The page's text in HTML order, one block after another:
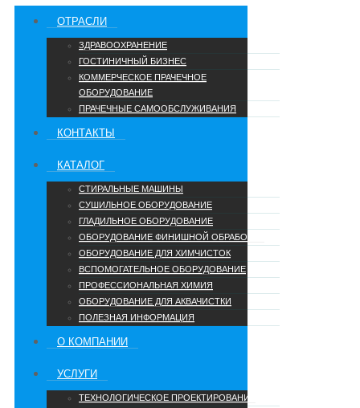
ОТРАСЛИ
ЗДРАВООХРАНЕНИЕ
ГОСТИНИЧНЫЙ БИЗНЕС
КОММЕРЧЕСКОЕ ПРАЧЕЧНОЕ
ОБОРУДОВАНИЕ
ПРАЧЕЧНЫЕ САМООБСЛУЖИВАНИЯ
КОНТАКТЫ
КАТАЛОГ
СТИРАЛЬНЫЕ МАШИНЫ
СУШИЛЬНОЕ ОБОРУДОВАНИЕ
ГЛАДИЛЬНОЕ ОБОРУДОВАНИЕ
ОБОРУДОВАНИЕ ФИНИШНОЙ ОБРАБОТКИ
ОБОРУДОВАНИЕ ДЛЯ ХИМЧИСТОК
ВСПОМОГАТЕЛЬНОЕ ОБОРУДОВАНИЕ
ПРОФЕССИОНАЛЬНАЯ ХИМИЯ
ОБОРУДОВАНИЕ ДЛЯ АКВАЧИСТКИ
ПОЛЕЗНАЯ ИНФОРМАЦИЯ
О КОМПАНИИ
УCЛУГИ
ТЕХНОЛОГИЧЕСКОЕ ПРОЕКТИРОВАНИЕ